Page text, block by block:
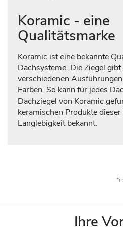
Koramic - eine
Qualitätsmarke
Koramic ist eine bekannte
Dachsysteme. Die Ziegel
verschiedenen
Farben. So kann für jedes
Dachziegel von Koramic
keramischen Produkte
Langlebigkeit bekannt.
Ihre